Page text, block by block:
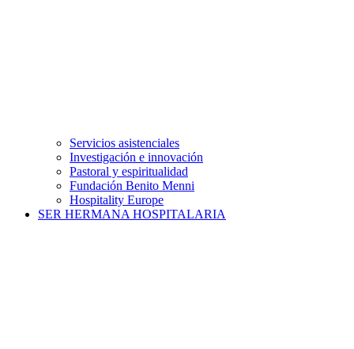
Servicios asistenciales
Investigación e innovación
Pastoral y espiritualidad
Fundación Benito Menni
Hospitality Europe
SER HERMANA HOSPITALARIA